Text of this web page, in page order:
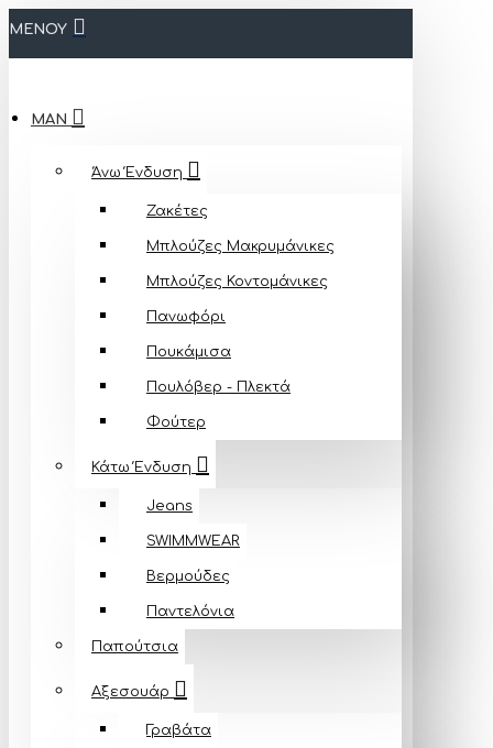
ΜΕΝΟΥ
MAN
Άνω Ένδυση
Ζακέτες
Μπλούζες Mακρυμάνικες
Μπλούζες Κοντομάνικες
Πανωφόρι
Πουκάμισα
Πουλόβερ - Πλεκτά
Φούτερ
Κάτω Ένδυση
Jeans
SWIMMWEAR
Βερμούδες
Παντελόνια
Παπούτσια
Αξεσουάρ
Γραβάτα